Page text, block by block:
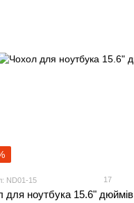
ND01-15 17
для ноутбука 15.6" дюймів